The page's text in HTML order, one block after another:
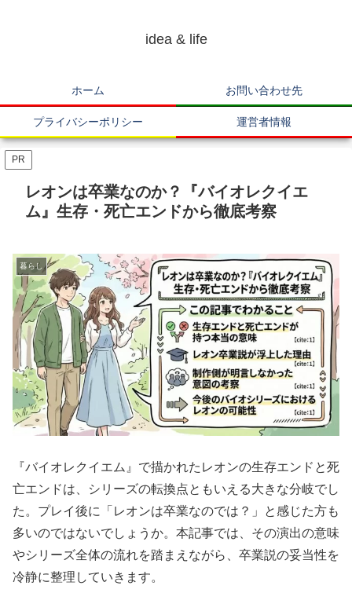
idea & life
ホーム お問い合わせ先
プライバシーポリシー 運営者情報
PR
レオンは卒業なのか？『バイオレクイエ
ム』生存・死亡エンドから徹底考察
暮らし
『バイオレクイエム』で描かれたレオンの生存エンドと死
亡エンドは、シリーズの転換点ともいえる大きな分岐でし
た。プレイ後に「レオンは卒業なのでは？」と感じた方も
多いのではないでしょうか。本記事では、その演出の意味
やシリーズ全体の流れを踏まえながら、卒業説の妥当性を
冷静に整理していきます。